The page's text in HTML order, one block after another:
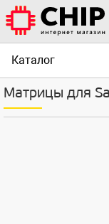
Каталог
Матрицы для